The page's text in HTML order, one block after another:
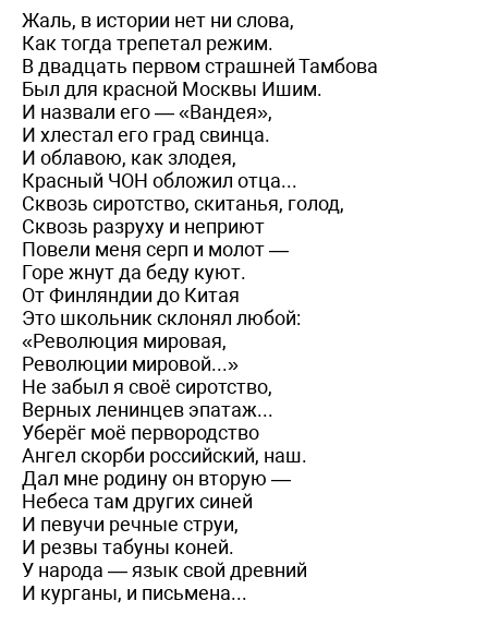
Жаль, в истории нет ни слова,
Как тогда трепетал режим.
В двадцать первом страшней Тамбова
Был для красной Москвы Ишим.
И назвали его — «Вандея»,
И хлестал его град свинца.
И облавою, как злодея,
Красный ЧОН обложил отца...
Сквозь сиротство, скитанья, голод,
Сквозь разруху и неприют
Повели меня серп и молот —
Горе жнут да беду куют.
От Финляндии до Китая
Это школьник склонял любой:
«Революция мировая,
Революции мировой...»
Не забыл я своё сиротство,
Верных ленинцев эпатаж...
Уберёг моё первородство
Ангел скорби российский, наш.
Дал мне родину он вторую —
Небеса там других синей
И певучи речные струи,
И резвы табуны коней.
У народа — язык свой древний
И курганы, и письмена...